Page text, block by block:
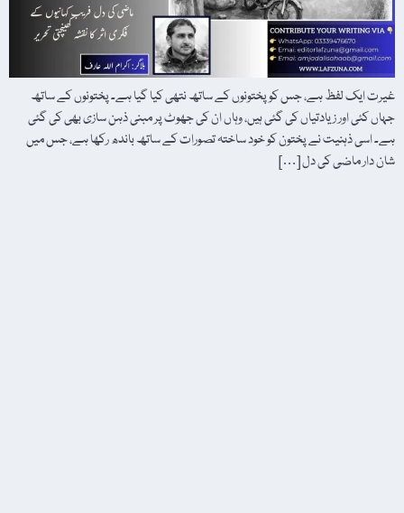
غیرت ایک لفظ ہے، جس کو پختونوں کے ساتھ نتھی کیا گیا ہے۔ پختونوں کے ساتھ
جہاں کئی اور زیادتیاں کی گئی ہیں، وہاں ان کی جھوٹ پر مبنی ذہن سازی بھی کی گئی
ہے۔ اسی ذہنیت نے پختون کو خود ساختہ تصورات کے ساتھ باندھ رکھا ہے، جس میں
شان دار ماضی کی دل […]